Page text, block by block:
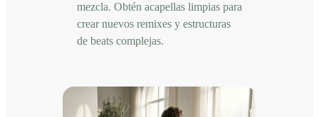
mezcla. Obtén acapellas limpias para
crear nuevos remixes y estructuras
de beats complejas.